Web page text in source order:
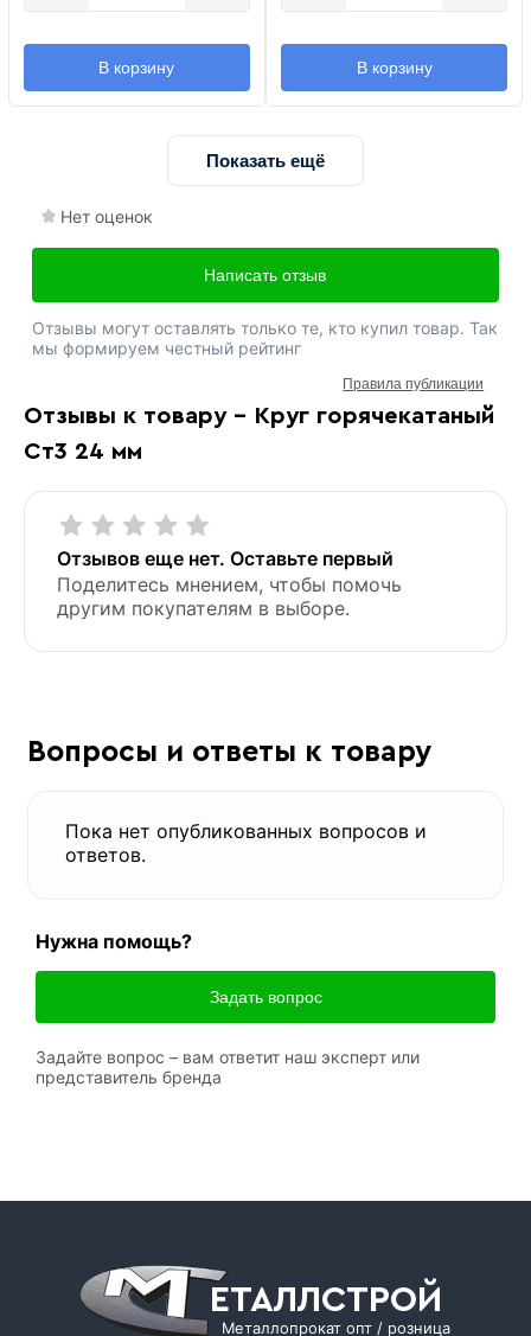
В корзину В корзину
Показать ещё
Отзывы к товару - Круг горячекатаный
Ст3 24 мм
Отзывов еще нет. Оставьте первый
Поделитесь мнением, чтобы помочь
другим покупателям в выборе.
Нет оценок
Написать отзыв
Отзывы могут оставлять только те, кто купил товар. Так
мы формируем честный рейтинг
Правила публикации
Вопросы и ответы к товару
Пока нет опубликованных вопросов и
ответов.
Нужна помощь?
Задать вопрос
Задайте вопрос – вам ответит наш эксперт или
представитель бренда
ЕТАЛЛСТРОЙ
Металлопрокат опт / розница